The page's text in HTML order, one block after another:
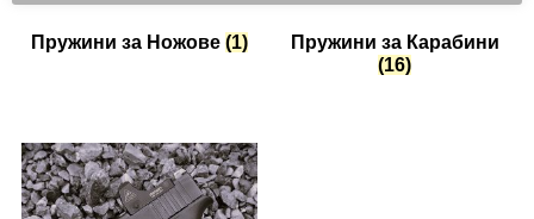
Пружини за Ножове (1)
Пружини за Карабини
(16)